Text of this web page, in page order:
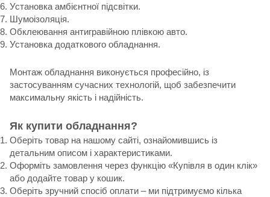
Установка амбієнтної підсвітки.
Шумоізоляція.
Обклеювання антигравійною плівкою авто.
Установка додаткового обладнання.
Монтаж обладнання виконується професійно, із
застосуванням сучасних технологій, щоб забезпечити
максимальну якість і надійність.
Як купити обладнання?
Оберіть товар на нашому сайті, ознайомившись із
детальним описом і характеристиками.
Оформіть замовлення через функцію «Купівля в один клік»
або додайте товар у кошик.
Оберіть зручний спосіб оплати – ми підтримуємо кілька